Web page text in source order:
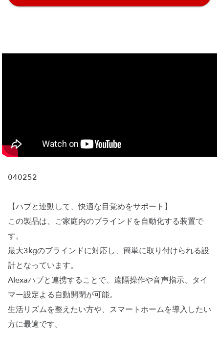
040252
【ハブと連動して、快適な目覚めをサポート】
この製品は、ご家庭内のブラインドを自動化する装置で
す。
最大3kgのブラインドに対応し、簡単に取り付けられる設
計となっています。
Alexaハブと連携することで、遠隔操作や音声指示、タイ
マー設定よる自動開閉が可能。
生活リズムを整えたい方や、スマートホームを導入したい
方に最適です。